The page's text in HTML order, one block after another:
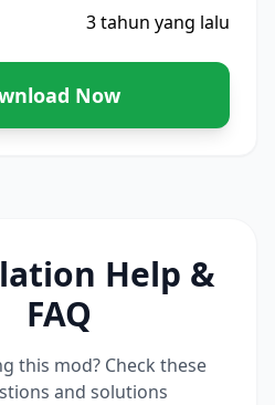
3 tahun yang lalu
Now
Help &
FAQ
this mod? Check these
and solutions